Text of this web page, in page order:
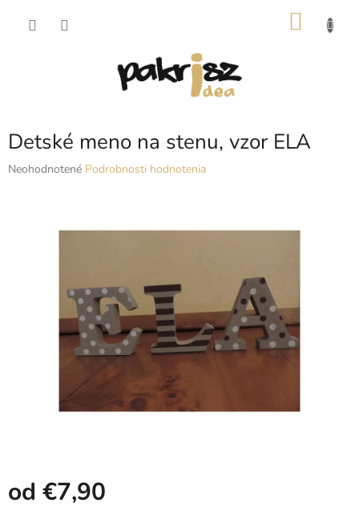
Detské meno na stenu, vzor ELA
Priemerné
Neohodnotené Podrobnosti hodnotenia
od €7,90